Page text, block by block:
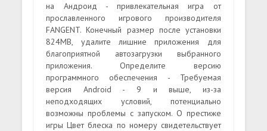
на Андроид - привлекательная игра от
прославленного игрового производителя
FANGENT. Конечный размер после установки
824MB, удалите лишние приложения для
благоприятной автозагрузки выбранного
приложения. Определите версию
программного обеспечения - Требуемая
версия Android - 9 и выше, из-за
неподходящих условий, потенциально
возможны проблемы с запуском. О престиже
игры Цвет блеска по номеру свидетельствует